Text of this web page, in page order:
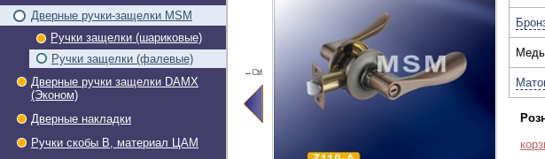
Дверные ручки-защелки МSМ
Ручки защелки (шариковые)
Ручки защелки (фалевые)
Дверные ручки защелки DAMX
(Эконом)
Дверные накладки
Ручки скобы В, материал ЦАМ
←Ctrl